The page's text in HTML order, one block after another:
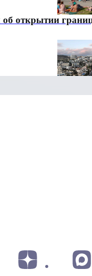
открытии